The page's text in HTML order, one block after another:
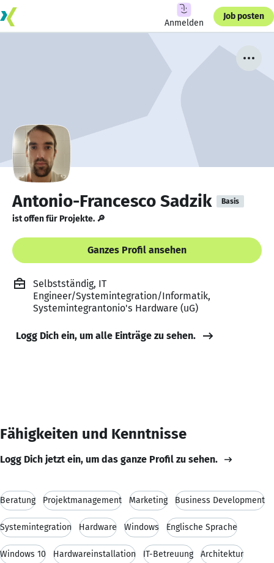
Anmelden
Job posten
Antonio-Francesco Sadzik Basis
ist offen für Projekte. 🔎
Ganzes Profil ansehen
Selbstständig, IT
Engineer/Systemintegration/Informatik,
Systemintegrantonio's Hardware (uG)
Logg Dich ein, um alle Einträge zu sehen.
Fähigkeiten und Kenntnisse
Logg Dich jetzt ein, um das ganze Profil zu sehen.
Beratung Projektmanagement Marketing Business Development
Systemintegration Hardware Windows Englische Sprache
Windows 10 Hardwareinstallation IT-Betreuung Architektur